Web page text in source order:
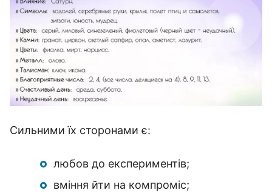
Сильними їх сторонами є:
любов до експериментів;
вміння йти на компроміс;